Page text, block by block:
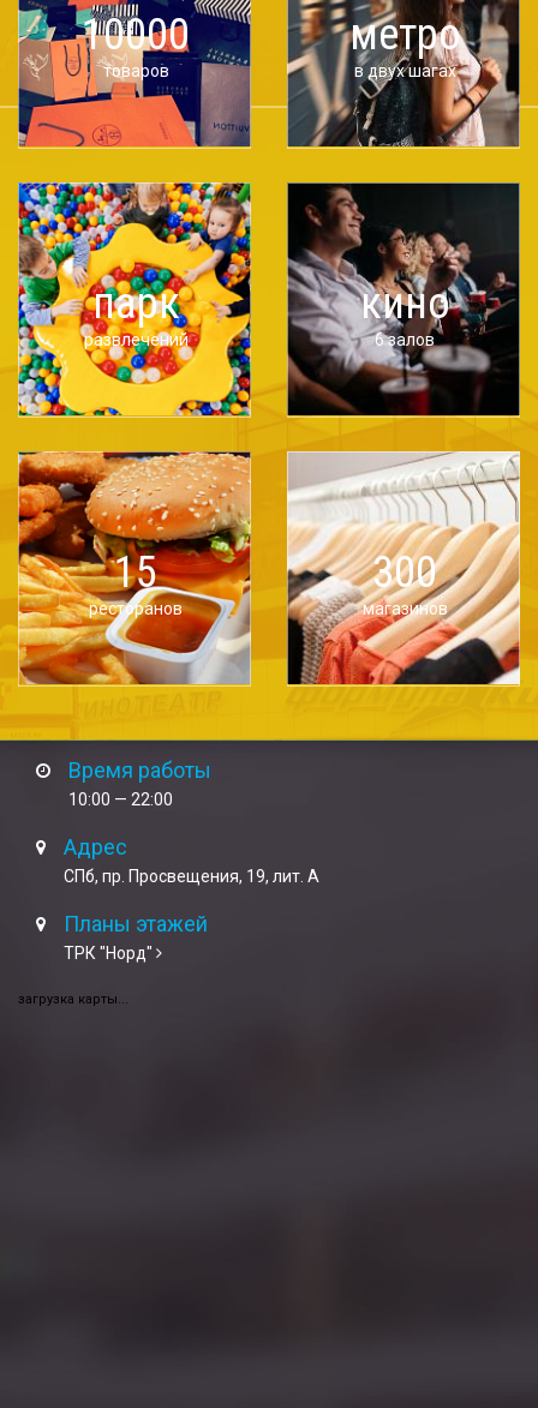
10000
товаров
метро
в двух шагах
парк
развлечений
кино
6 залов
15
ресторанов
300
магазинов
Время работы
10:00 — 22:00
Адрес
СПб, пр. Просвещения, 19, лит. А
Планы этажей
ТРК "Норд"
загрузка карты...